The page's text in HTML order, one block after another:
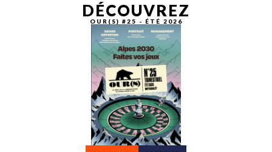
DÉCOUVREZ
OUR(S) #25 - ÉTÉ 2026